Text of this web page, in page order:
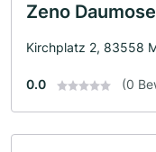
Zeno
Kirchplatz 2, 83558
0.0 (0